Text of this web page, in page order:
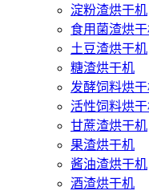
淀粉渣烘干机
食用菌渣烘
土豆渣烘干机
糖渣烘干机
发酵饲料烘
活性饲料烘
甘蔗渣烘干机
果渣烘干机
酱油渣烘干机
酒渣烘干机